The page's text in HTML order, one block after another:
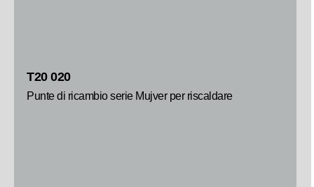
T20 020
Punte di ricambio serie Mujver per riscaldare